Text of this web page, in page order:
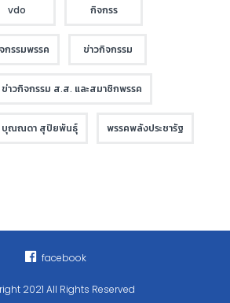
vdo กิจกรร
กรรมพรรค ข่าวกิจกรรม
ข่าวกิจกรรม ส.ส. และสมาชิกพรรค
บุณณดา สุปิยพันธุ์ พรรคพลังประชารัฐ
facebook
2021 All Rights Reserved